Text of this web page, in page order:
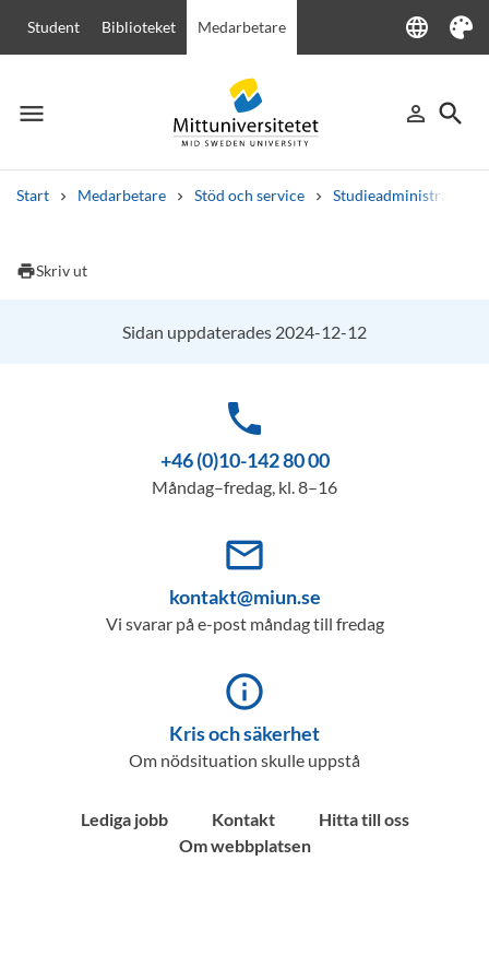
Student Biblioteket Medarbetare language
Language
Tema
menu
Meny person_outline
Logga in
search
Sök
Start Medarbetare Stöd och service Studieadministration
Andra söktjänster
printSkriv ut
Sidan uppdaterades 2024-12-12
phone
+46 (0)10-142 80 00
Måndag–fredag, kl. 8–16
mail_outline
kontakt@miun.se
Vi svarar på e-post måndag till fredag
info_outline
Kris och säkerhet
Om nödsituation skulle uppstå
Lediga jobb Kontakt
Hitta till oss
Om webbplatsen